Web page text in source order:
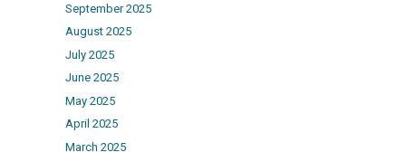
September 2025
August 2025
July 2025
June 2025
May 2025
April 2025
March 2025